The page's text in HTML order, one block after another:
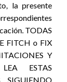
la presente
TODAS
FITCH o FIX
Y
ESTAS
SIGUIENDO